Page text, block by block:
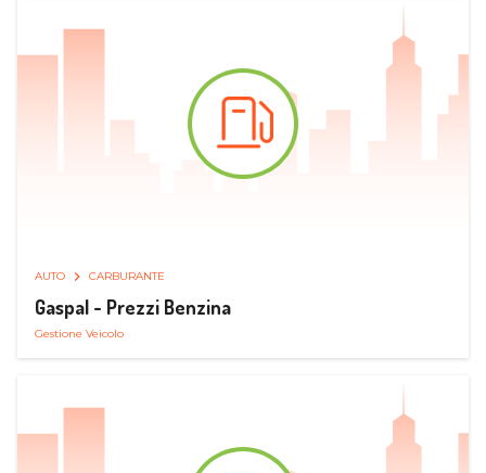
AUTO CARBURANTE
Gaspal - Prezzi Benzina
Gestione Veicolo